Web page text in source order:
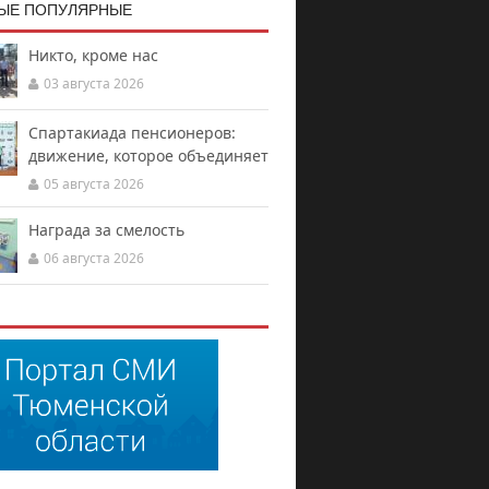
ПОПУЛЯРНЫЕ
Никто, кроме нас
03 августа 2026
Спартакиада пенсионеров:
движение, которое объединяет
05 августа 2026
Награда за смелость
06 августа 2026